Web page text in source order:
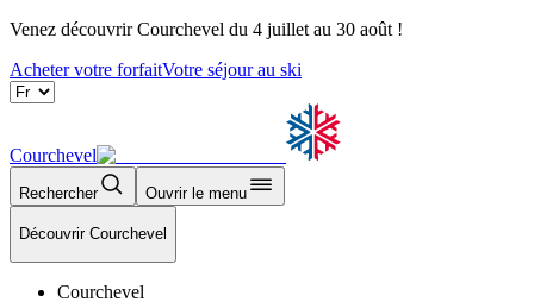
Venez découvrir Courchevel du 4 juillet au 30 août !
Acheter votre forfaitVotre séjour au ski
Courchevel
Rechercher Ouvrir le menu
Découvrir Courchevel
Courchevel